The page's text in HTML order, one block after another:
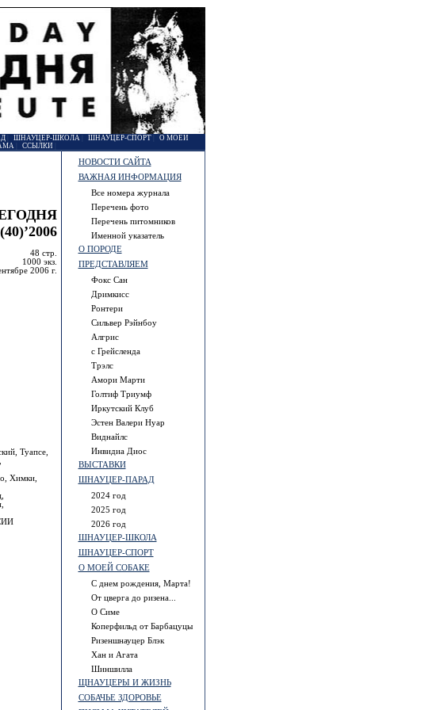
| ШНАУЦЕР-ШКОЛА| ШНАУЦЕР-СПОРТ|
О МОЕЙ
| ССЫЛКИ
48 стр.
1000 экз.
2006 г.
Туапсе,
Химки,
НОВОСТИ САЙТА
ВАЖНАЯ ИНФОРМАЦИЯ
Все номера журнала
Перечень фото
Перечень питомников
Именной указатель
О ПОРОДЕ
ПРЕДСТАВЛЯЕМ
Фокс Сан
Дримкисс
Ронтери
Сильвер Рэйнбоу
Алгрис
с Грейсленда
Трэлс
Амори Марти
Голтиф Триумф
Иркутский Клуб
Эстен Валери Нуар
Виднайлс
Инвидиа Диос
ВЫСТАВКИ
ШНАУЦЕР-ПАРАД
2024 год
2025 год
2026 год
ШНАУЦЕР-ШКОЛА
ШНАУЦЕР-СПОРТ
О МОЕЙ СОБАКЕ
С днем рождения, Марта!
От цверга до ризена...
О Симе
Коперфильд от Барбацуцы
Ризеншнауцер Блэк
Хан и Агата
Шиншилла
ЩНАУЦЕРЫ И ЖИЗНЬ
СОБАЧЬЕ ЗДОРОВЬЕ